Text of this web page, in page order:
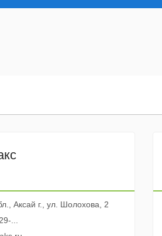
Аксай г., ул. Шолохова, 2
...